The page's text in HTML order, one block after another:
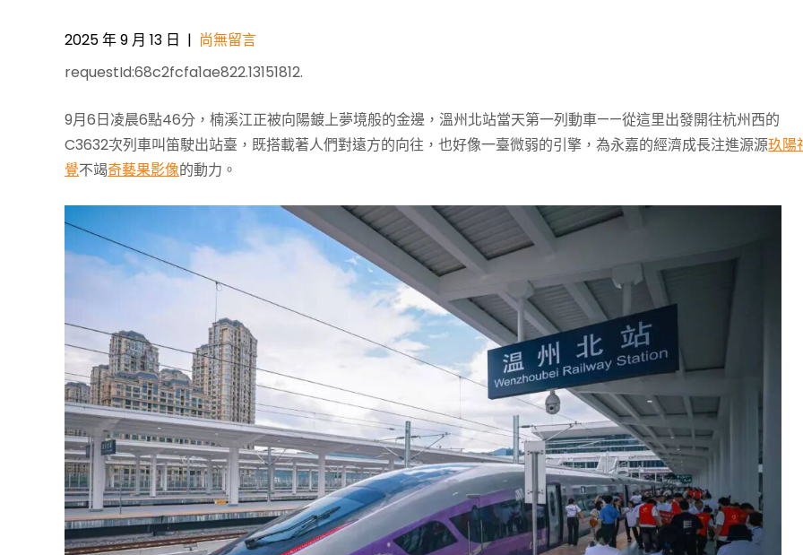
2025 年 9 月 13 日 | 尚無留言
requestId:68c2fcfa1ae822.13151812.
9月6日凌晨6點46分，楠溪江正被向陽鍍上夢境般的金邊，溫州北站當天第一列動車——從這里出發開往杭州西的
C3632次列車叫笛駛出站臺，既搭載著人們對遠方的向往，也好像一臺微弱的引擎，為永嘉的經濟成長注進源源玖陽
覺不竭奇藝果影像的動力。